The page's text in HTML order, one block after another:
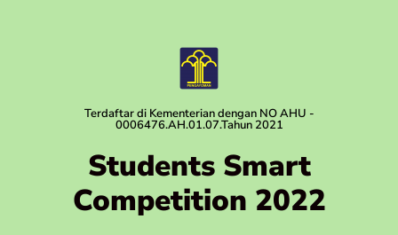
Terdaftar di Kementerian dengan NO AHU -
0006476.AH.01.07.Tahun 2021
Students Smart
Competition 2022